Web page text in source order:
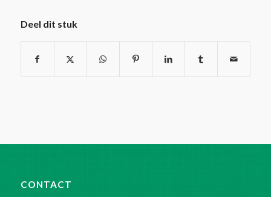
Deel dit stuk
CONTACT